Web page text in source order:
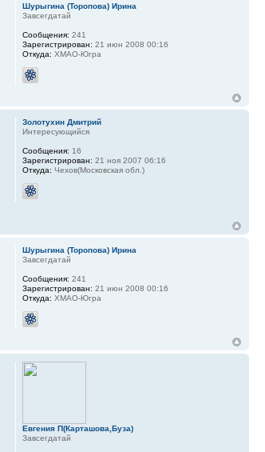
Шурыгина (Торопова) Ирина
Завсегдатай
Сообщения: 241
Зарегистрирован: 21 июн 2008 00:16
Откуда: ХМАО-Югра
Золотухин Дмитрий
Интересующийся
Сообщения: 16
Зарегистрирован: 21 ноя 2007 06:16
Откуда: Чехов(Московская обл.)
Шурыгина (Торопова) Ирина
Завсегдатай
Сообщения: 241
Зарегистрирован: 21 июн 2008 00:16
Откуда: ХМАО-Югра
Евгения П(Карташова,Буза)
Завсегдатай